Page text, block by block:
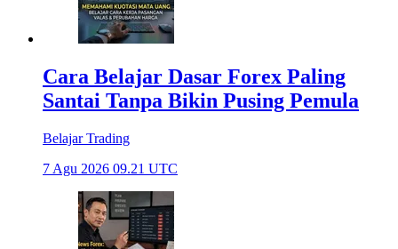
Cara Belajar Dasar Forex Paling
Santai Tanpa Bikin Pusing Pemula
Belajar Trading
7 Agu 2026 09.21 UTC